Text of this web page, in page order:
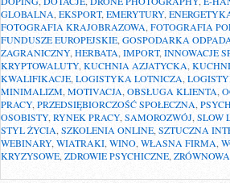
GLOBALNA EKSPORT, EMERYTURY,
FOTOGRAFIA KRAJOBRAZOWA FOTOGRAFIA
FUNDUSZE EUROPEJSKIE GOSPODARKA
ZAGRANICZNY, HERBATA IMPORT, INNOWACJE
KRYPTOWALUTY, KUCHNIA AZJATYCKA
KWALIFIKACJE LOGISTYKA LOTNICZA,
MINIMALIZM, MOTIVACJA, OBSŁUGA KLIENTA
PRACY, PRZEDSIĘBIORCZOŚĆ SPOŁECZNA,
OSOBISTY, RYNEK PRACY, SAMOROZWÓJ, SLOW
STYL ŻYCIA, SZKOLENIA ONLINE SZTUCZNA
WEBINARY, WIATRAKI WINO WŁASNA FIRMA,
KRYZYSOWE ZDROWIE PSYCHICZNE,